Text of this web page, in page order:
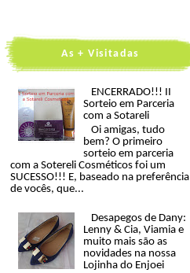
As + Visitadas
ENCERRADO!!! II
Sorteio em Parceria
com a Sotareli
Oi amigas, tudo
bem? O primeiro
sorteio em parceria
com a Sotereli Cosméticos foi um
SUCESSO!!! E, baseado na preferência
de vocês, que...
Desapegos de Dany:
Lenny & Cia, Viamia e
muito mais são as
novidades na nossa
Lojinha do Enjoei